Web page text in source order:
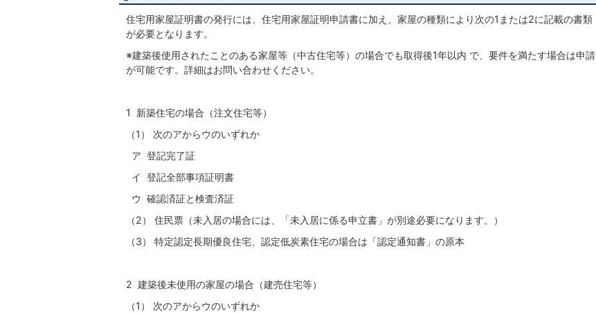
住宅用家屋証明書の発行には、住宅用家屋証明申請書に加え、家屋の種類により次の1または2に記載の書類
が必要となります。
※建築後使用されたことのある家屋等（中古住宅等）の場合でも取得後1年以内 で、要件を満たす場合は申請
が可能です。詳細はお問い合わせください。
1 新築住宅の場合（注文住宅等）
（1） 次のアからウのいずれか
ア 登記完了証
イ 登記全部事項証明書
ウ 確認済証と検査済証
（2） 住民票（未入居の場合には、「未入居に係る申立書」が別途必要になります。）
（3） 特定認定長期優良住宅、認定低炭素住宅の場合は「認定通知書」の原本
2 建築後未使用の家屋の場合（建売住宅等）
（1） 次のアからウのいずれか